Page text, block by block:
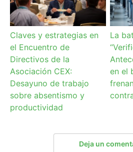
Claves y estrategias en
el Encuentro de
Directivos de la
Asociación CEX:
Desayuno de trabajo
sobre absentismo y
productividad
La
en el
Deja un